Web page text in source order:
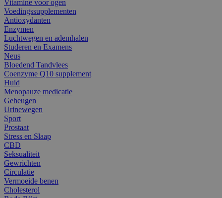
Vitamine voor ogen
Voedingssupplementen
Antioxydanten
Enzymen
Luchtwegen en ademhalen
Studeren en Examens
Neus
Bloedend Tandvlees
Coenzyme Q10 supplement
Huid
Menopauze medicatie
Geheugen
Urinewegen
Sport
Prostaat
Stress en Slaap
CBD
Seksualiteit
Gewrichten
Circulatie
Vermoeide benen
Cholesterol